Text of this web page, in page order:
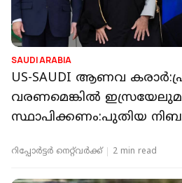
SAUDI ARABIA
US-SAUDI ആണവ
വരണമെങ്കില്‍
സ്ഥാപിക്കണം:പുതിയ
റിപ്പോർട്ടർ നെറ്റ്‌വര്‍ക്ക്‌ 2 min read